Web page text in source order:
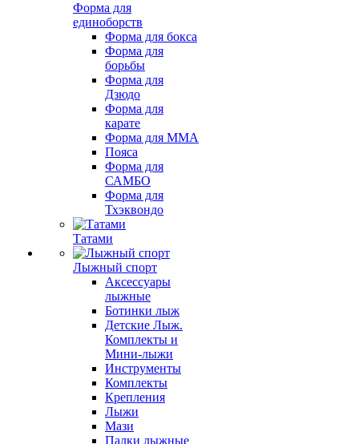
Форма для
единоборств
Форма для бокса
Форма для
борьбы
Форма для
Дзюдо
Форма для
карате
Форма для MMA
Пояса
Форма для
САМБО
Форма для
Тхэквондо
Татами
Лыжный спорт
Аксессуары
лыжные
Ботинки лыж
Детские Лыж.
Комплекты и
Мини-лыжи
Инструменты
Комплекты
Крепления
Лыжи
Мази
Палки лыжные